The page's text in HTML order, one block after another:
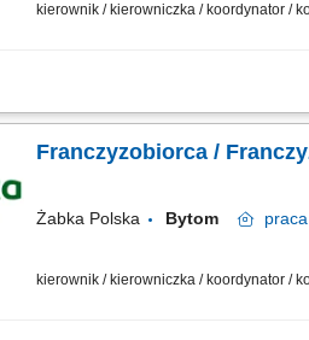
kierownik / kierowniczka / koordynator /
Główne zadania: Prowadzenie własnej
Franczyzobiorca /
Żabka Polska Bytom praca
kierownik / kierowniczka / koordynator /